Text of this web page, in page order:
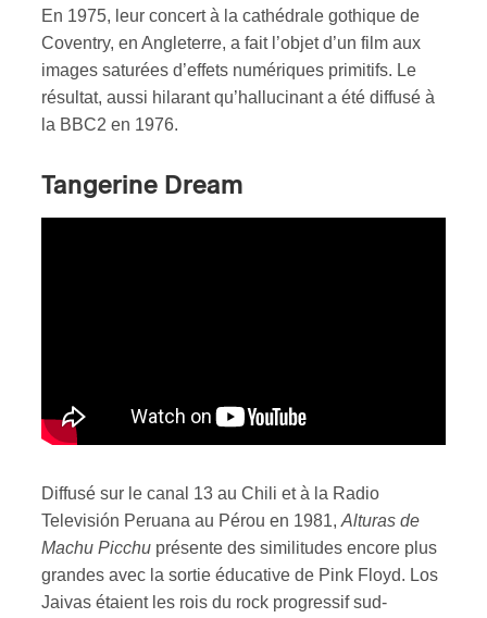
En 1975, leur concert à la cathédrale gothique de
Coventry, en Angleterre, a fait l’objet d’un film aux
images saturées d’effets numériques primitifs. Le
résultat, aussi hilarant qu’hallucinant a été diffusé à
la BBC2 en 1976.
Tangerine Dream
Diffusé sur le canal 13 au Chili et à la Radio
Televisión Peruana au Pérou en 1981, Alturas de
Machu Picchu présente des similitudes encore plus
grandes avec la sortie éducative de Pink Floyd. Los
Jaivas étaient les rois du rock progressif sud-